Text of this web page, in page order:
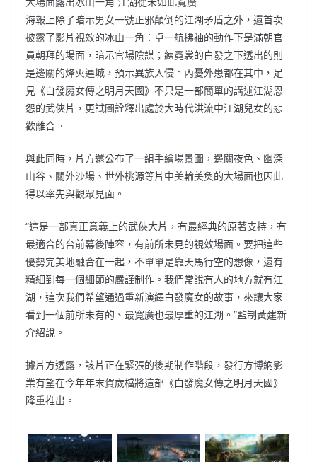
海報上除了暗示男女一號正邪顛倒的江湖矛盾之外，還首次
披露了影片視效的冰山一角：卓一航拂袖的動作下是滿朝官
員朝拜的場面，暗示官場陰謀；練霓裳的白發之下透出的則
是邊關的烽火連城，預示異族入侵。內憂外患都在其中，足
見《白發魔女傳之明月天國》不只是一部簡單的講述江湖恩
怨的武俠片，更試圖詮釋出處於大時代洪流中江湖兒女的悲
歡離合。
與此同時，片方還公布了一組手繪場景圖，邊關夜色、幽深
山谷、關外沙場、世外桃源等片中美輪美奐的大場面也因此
得以率先與觀眾見面。
“這是一部真正意義上的武俠大片，有最經典的原著支持，有
最適合的台前幕後陣容，有前所未見的視效場面。要把這些
優勢完美地融合在一起，不單單是靠天馬行空的想像，還有
精細到每一個細節的嚴謹制作。我們常說有人的地方就有江
湖，這次我們希望通過重新演繹白發魔女的故事，來讓大家
看到一個前所未有的、最寬廣也最厚重的江湖。”監制黃建新
介紹說。
據片方透露，該片正在緊張的後期制作階段，發行方博納影
業有望在今年年末賀歲檔將這部《白發魔女傳之明月天國》
隆重推出。